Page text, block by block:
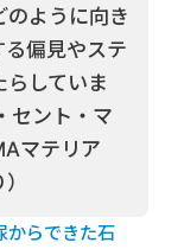
のように向き
偏見やステ
らしていま
セント・マ
マテリア
からできた石